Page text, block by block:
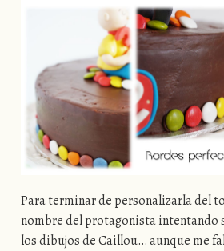
Para terminar de personalizarla del
nombre del protagonista intentando
los dibujos de Caillou… aunque me